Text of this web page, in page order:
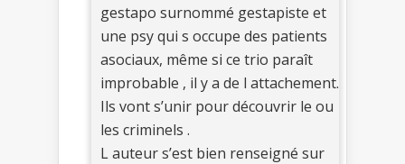
gestapo surnommé gestapiste et
une psy qui s occupe des patients
asociaux, même si ce trio paraît
improbable , il y a de l attachement.
Ils vont s’unir pour découvrir le ou
les criminels .
L auteur s’est bien renseigné sur